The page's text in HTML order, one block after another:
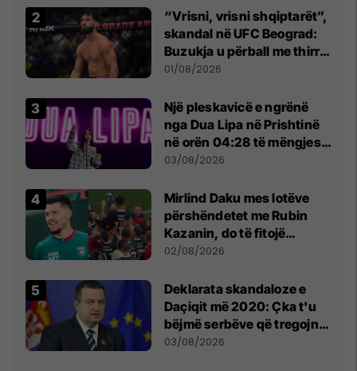
“Vrisni, vrisni shqiptarët”,
skandal në UFC Beograd:
Buzukja u përball me thirrje
anti-shqiptare nga
01/08/2026
Një pleskavicë e ngrënë
nga Dua Lipa në Prishtinë
në orën 04:28 të mëngjesit
- dhe bota digjitale serbe
03/08/2026
Mirlind Daku mes lotëve
përshëndetet me Rubin
Kazanin, do të fitojë
miliona te Spartak Moska
02/08/2026
​Deklarata skandaloze e
Daçiqit më 2020: Çka t'u
bëjmë serbëve që tregojnë
ku janë varrosur shqiptarët
03/08/2026